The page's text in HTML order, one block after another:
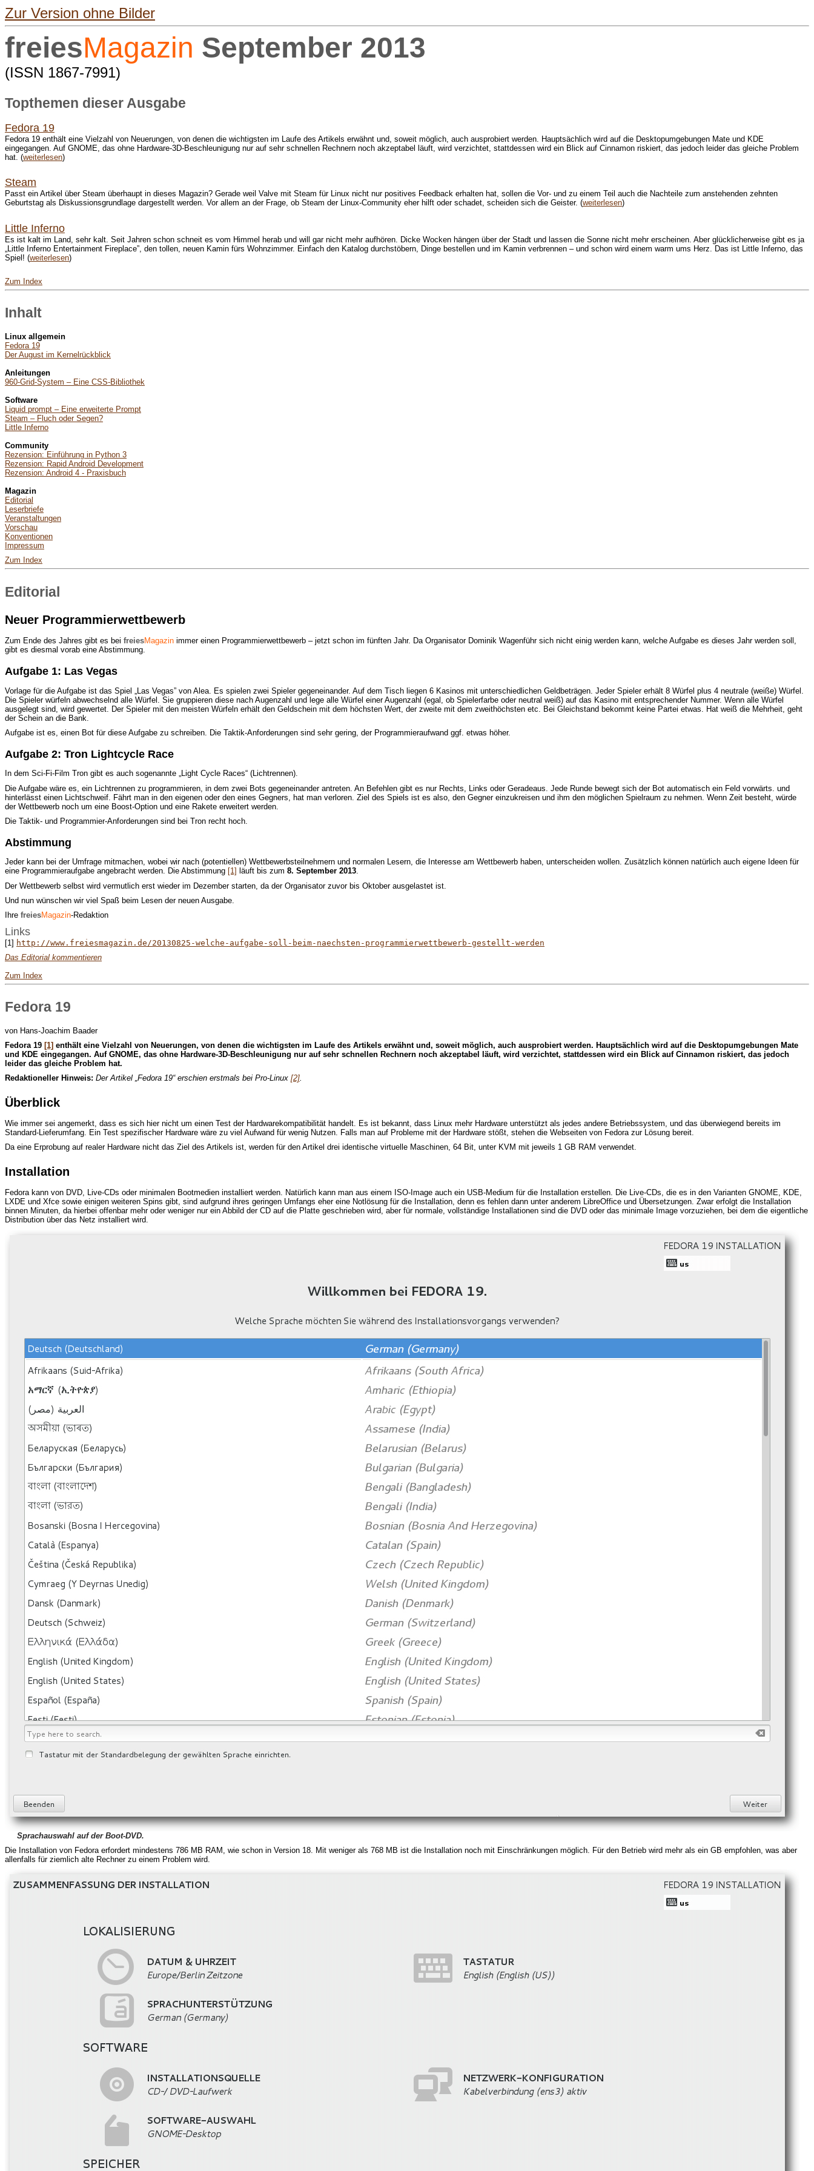
Zur Version ohne Bilder
freiesMagazin September 2013
(ISSN 1867-7991)
Topthemen dieser Ausgabe
Fedora 19
Fedora 19 enthält eine Vielzahl von Neuerungen, von denen die wichtigsten im Laufe des Artikels erwähnt und, soweit möglich, auch ausprobiert werden. Hauptsächlich wird auf die Desktopumgebungen Mate und KDE
eingegangen. Auf GNOME, das ohne Hardware-3D-Beschleunigung nur auf sehr schnellen Rechnern noch akzeptabel läuft, wird verzichtet, stattdessen wird ein Blick auf Cinnamon riskiert, das jedoch leider das gleiche Problem
hat. (weiterlesen)
Steam
Passt ein Artikel über Steam überhaupt in dieses Magazin? Gerade weil Valve mit Steam für Linux nicht nur positives Feedback erhalten hat, sollen die Vor- und zu einem Teil auch die Nachteile zum anstehenden zehnten
Geburtstag als Diskussionsgrundlage dargestellt werden. Vor allem an der Frage, ob Steam der Linux-Community eher hilft oder schadet, scheiden sich die Geister. (weiterlesen)
Little Inferno
Es ist kalt im Land, sehr kalt. Seit Jahren schon schneit es vom Himmel herab und will gar nicht mehr aufhören. Dicke Wocken hängen über der Stadt und lassen die Sonne nicht mehr erscheinen. Aber glücklicherweise gibt es ja
„Little Inferno Entertainment Fireplace”, den tollen, neuen Kamin fürs Wohnzimmer. Einfach den Katalog durchstöbern, Dinge bestellen und im Kamin verbrennen – und schon wird einem warm ums Herz. Das ist Little Inferno, das
Spiel! (weiterlesen)
Zum Index
Inhalt
Linux allgemein
Fedora 19
Der August im Kernelrückblick
Anleitungen
960-Grid-System – Eine CSS-Bibliothek
Software
Liquid prompt – Eine erweiterte Prompt
Steam – Fluch oder Segen?
Little Inferno
Community
Rezension: Einführung in Python 3
Rezension: Rapid Android Development
Rezension: Android 4 - Praxisbuch
Magazin
Editorial
Leserbriefe
Veranstaltungen
Vorschau
Konventionen
Impressum
Zum Index
Editorial
Neuer Programmierwettbewerb
Zum Ende des Jahres gibt es bei freiesMagazin immer einen Programmierwettbewerb – jetzt schon im fünften Jahr. Da Organisator Dominik Wagenführ sich nicht einig werden kann, welche Aufgabe es dieses Jahr werden soll,
gibt es diesmal vorab eine Abstimmung.
Aufgabe 1: Las Vegas
Vorlage für die Aufgabe ist das Spiel „Las Vegas” von Alea. Es spielen zwei Spieler gegeneinander. Auf dem Tisch liegen 6 Kasinos mit unterschiedlichen Geldbeträgen. Jeder Spieler erhält 8 Würfel plus 4 neutrale (weiße) Würfel.
Die Spieler würfeln abwechselnd alle Würfel. Sie gruppieren diese nach Augenzahl und lege alle Würfel einer Augenzahl (egal, ob Spielerfarbe oder neutral weiß) auf das Kasino mit entsprechender Nummer. Wenn alle Würfel
ausgelegt sind, wird gewertet. Der Spieler mit den meisten Würfeln erhält den Geldschein mit dem höchsten Wert, der zweite mit dem zweithöchsten etc. Bei Gleichstand bekommt keine Partei etwas. Hat weiß die Mehrheit, geht
der Schein an die Bank.
Aufgabe ist es, einen Bot für diese Aufgabe zu schreiben. Die Taktik-Anforderungen sind sehr gering, der Programmieraufwand ggf. etwas höher.
Aufgabe 2: Tron Lightcycle Race
In dem Sci-Fi-Film Tron gibt es auch sogenannte „Light Cycle Races“ (Lichtrennen).
Die Aufgabe wäre es, ein Lichtrennen zu programmieren, in dem zwei Bots gegeneinander antreten. An Befehlen gibt es nur Rechts, Links oder Geradeaus. Jede Runde bewegt sich der Bot automatisch ein Feld vorwärts. und
hinterlässt einen Lichtschweif. Fährt man in den eigenen oder den eines Gegners, hat man verloren. Ziel des Spiels ist es also, den Gegner einzukreisen und ihm den möglichen Spielraum zu nehmen. Wenn Zeit besteht, würde
der Wettbewerb noch um eine Boost-Option und eine Rakete erweitert werden.
Die Taktik- und Programmier-Anforderungen sind bei Tron recht hoch.
Abstimmung
Jeder kann bei der Umfrage mitmachen, wobei wir nach (potentiellen) Wettbewerbsteilnehmern und normalen Lesern, die Interesse am Wettbewerb haben, unterscheiden wollen. Zusätzlich können natürlich auch eigene Ideen für
eine Programmieraufgabe angebracht werden. Die Abstimmung [1] läuft bis zum 8. September 2013.
Der Wettbewerb selbst wird vermutlich erst wieder im Dezember starten, da der Organisator zuvor bis Oktober ausgelastet ist.
Und nun wünschen wir viel Spaß beim Lesen der neuen Ausgabe.
Ihre freiesMagazin-Redaktion
Links
[1] http://www.freiesmagazin.de/20130825-welche-aufgabe-soll-beim-naechsten-programmierwettbewerb-gestellt-werden
Das Editorial kommentieren
Zum Index
Fedora 19
von Hans-Joachim Baader
Fedora 19 [1] enthält eine Vielzahl von Neuerungen, von denen die wichtigsten im Laufe des Artikels erwähnt und, soweit möglich, auch ausprobiert werden. Hauptsächlich wird auf die Desktopumgebungen Mate
und KDE eingegangen. Auf GNOME, das ohne Hardware-3D-Beschleunigung nur auf sehr schnellen Rechnern noch akzeptabel läuft, wird verzichtet, stattdessen wird ein Blick auf Cinnamon riskiert, das jedoch
leider das gleiche Problem hat.
Redaktioneller Hinweis: Der Artikel „Fedora 19“ erschien erstmals bei Pro-Linux [2].
Überblick
Wie immer sei angemerkt, dass es sich hier nicht um einen Test der Hardwarekompatibilität handelt. Es ist bekannt, dass Linux mehr Hardware unterstützt als jedes andere Betriebssystem, und das überwiegend bereits im
Standard-Lieferumfang. Ein Test spezifischer Hardware wäre zu viel Aufwand für wenig Nutzen. Falls man auf Probleme mit der Hardware stößt, stehen die Webseiten von Fedora zur Lösung bereit.
Da eine Erprobung auf realer Hardware nicht das Ziel des Artikels ist, werden für den Artikel drei identische virtuelle Maschinen, 64 Bit, unter KVM mit jeweils 1 GB RAM verwendet.
Installation
Fedora kann von DVD, Live-CDs oder minimalen Bootmedien installiert werden. Natürlich kann man aus einem ISO-Image auch ein USB-Medium für die Installation erstellen. Die Live-CDs, die es in den Varianten GNOME, KDE,
LXDE und Xfce sowie einigen weiteren Spins gibt, sind aufgrund ihres geringen Umfangs eher eine Notlösung für die Installation, denn es fehlen dann unter anderem LibreOffice und Übersetzungen. Zwar erfolgt die Installation
binnen Minuten, da hierbei offenbar mehr oder weniger nur ein Abbild der CD auf die Platte geschrieben wird, aber für normale, vollständige Installationen sind die DVD oder das minimale Image vorzuziehen, bei dem die eigentliche
Distribution über das Netz installiert wird.
Sprachauswahl auf der Boot-DVD.
Die Installation von Fedora erfordert mindestens 786 MB RAM, wie schon in Version 18. Mit weniger als 768 MB ist die Installation noch mit Einschränkungen möglich. Für den Betrieb wird mehr als ein GB empfohlen, was aber
allenfalls für ziemlich alte Rechner zu einem Problem wird.